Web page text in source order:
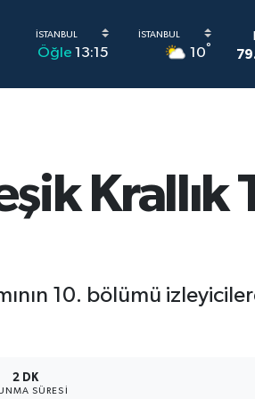
Öğle 13:15 10°
Krallık
10. bölümü
2 DK
SÜRESI